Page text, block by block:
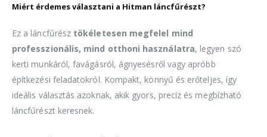
Miért érdemes választani a Hitman láncfűrészt?
Ez a láncfűrész tökéletesen megfelel mind
professzionális, mind otthoni használatra, legyen szó
kerti munkáról, favágásról, ágnyesésről vagy apróbb
építkezési feladatokról. Kompakt, könnyű és erőteljes, így
ideális választás azoknak, akik gyors, precíz és megbízható
láncfűrészt keresnek.